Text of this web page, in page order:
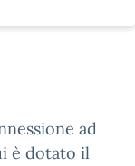
ad
è dotato il